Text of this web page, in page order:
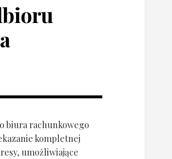
biura rachunkowego
kompletnej
umożliwiające